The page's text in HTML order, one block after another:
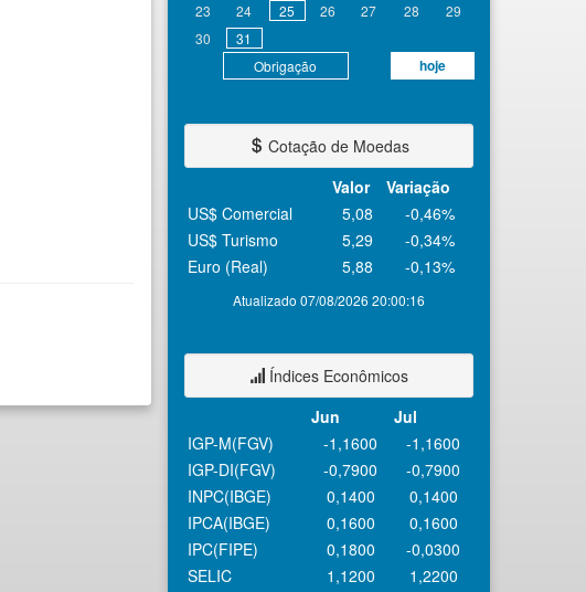
Obrigação hoje
23
24 25 26 27 28
29
30
31
Cotação de Moedas
Valor
Variação
Atualizado 07/08/2026 20:00:16
US$ Comercial 5,08
-0,46%
US$ Turismo
5,29
-0,34%
Euro (Real)
5,88 -0,13%
Índices Econômicos
Jun
Jul
IGP-M(FGV)
-1,1600
-1,1600
IGP-DI(FGV)
-0,7900
-0,7900
INPC(IBGE)
0,1400
0,1400
IPCA(IBGE)
0,1600
0,1600
IPC(FIPE)
0,1800
-0,0300
SELIC
1,1200
1,2200